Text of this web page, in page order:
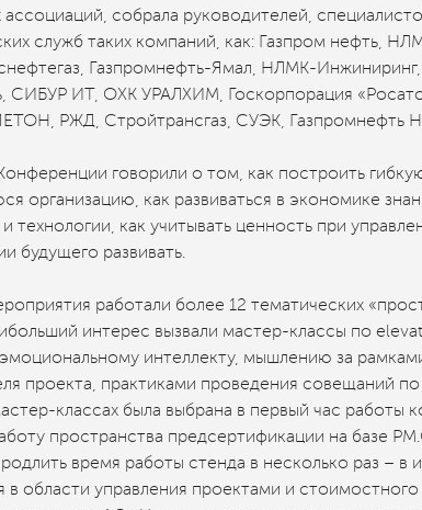
ассоциаций, собрала руководителей,
служб таких компаний, как: Газпром нефть,
Газпромнефть-Ямал, НЛМК-Инжиниринг,
СИБУР ИТ, ОХК УРАЛХИМ, Госкорпорация
РЖД, Стройтрансгаз, СУЭК, Газпромнефть
говорили о том, как построить
организацию, как развиваться в экономике
технологии, как учитывать ценность при
будущего развивать.
работали более 12 тематических
интерес вызвали мастер-классы по
интеллекту, мышлению за
проекта, практиками проведения совещаний по
классах была выбрана в первый час работы
пространства предсертификации на базе
время работы стенда в несколько раз – в
в области управления проектами и